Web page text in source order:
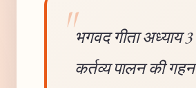
भगवद गीता अध्याय
कर्तव्य पालन की